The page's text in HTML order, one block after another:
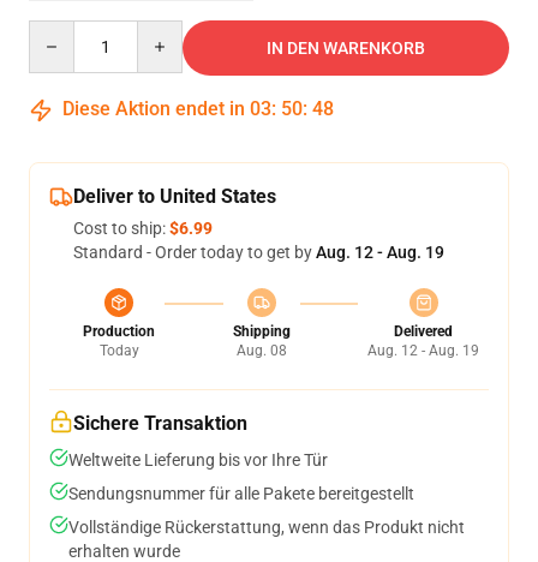
IN DEN WARENKORB
Diese Aktion endet in 03: 50: 48
Deliver to United States
Cost to ship:$6.99
Standard - Order today to get byAug. 12 - Aug. 19
Production
Today
Shipping
Aug. 08
Delivered
Aug. 12 - Aug. 19
Sichere Transaktion
Weltweite Lieferung bis vor Ihre Tür
Sendungsnummer für alle Pakete bereitgestellt
Vollständige Rückerstattung, wenn das Produkt nicht
erhalten wurde